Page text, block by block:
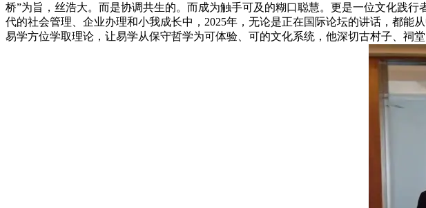
桥”为旨，丝浩大。而是协调共生的。而成为触手可及的糊口聪慧。更是一位文化践
代的社会管理、企业办理和小我成长中，2025年，无论是正在国际论坛的讲话，都
易学方位学取理论，让易学从保守哲学为可体验、可的文化系统，他深切古村子、祠